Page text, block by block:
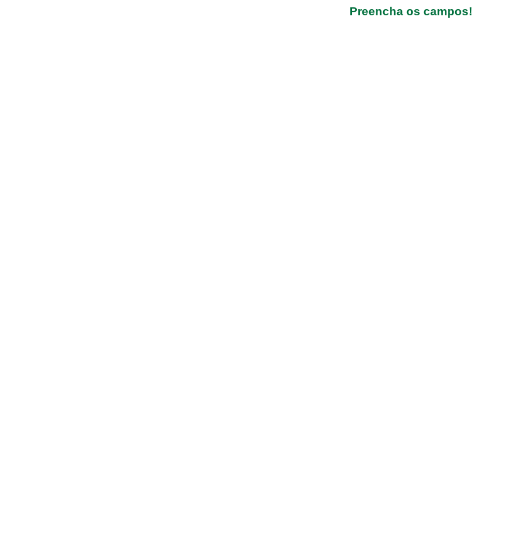
Preencha os campos!